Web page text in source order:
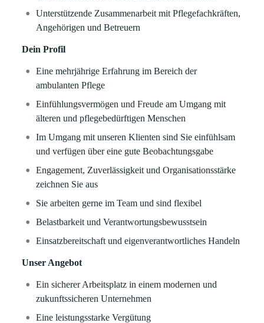
Unterstützende Zusammenarbeit mit Pflegefachkräften,
Angehörigen und Betreuern
Dein Profil
Eine mehrjährige Erfahrung im Bereich der
ambulanten Pflege
Einfühlungsvermögen und Freude am Umgang mit
älteren und pflegebedürftigen Menschen
Im Umgang mit unseren Klienten sind Sie einfühlsam
und verfügen über eine gute Beobachtungsgabe
Engagement, Zuverlässigkeit und Organisationsstärke
zeichnen Sie aus
Sie arbeiten gerne im Team und sind flexibel
Belastbarkeit und Verantwortungsbewusstsein
Einsatzbereitschaft und eigenverantwortliches Handeln
Unser Angebot
Ein sicherer Arbeitsplatz in einem modernen und
zukunftssicheren Unternehmen
Eine leistungsstarke Vergütung